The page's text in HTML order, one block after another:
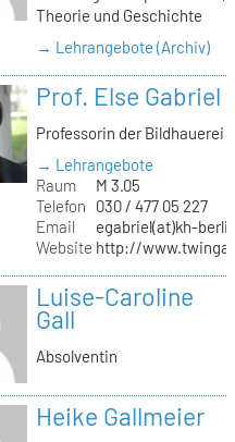
Theorie und Geschichte
→ Lehrangebote (Archiv)
Prof. Else Gabriel
Professorin der Bildhauerei
→ Lehrangebote
Raum
M 3.05
Telefon
030 / 477 05 227
Email
egabriel(at)kh-
Website http://
Luise-Caroline
Gall
Absolventin
Heike Gallmeier